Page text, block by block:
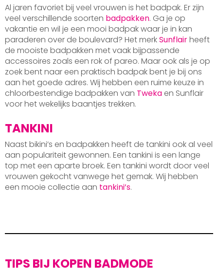
Al jaren favoriet bij veel vrouwen is het badpak. Er zijn
veel verschillende soorten badpakken. Ga je op
vakantie en wil je een mooi badpak waar je in kan
paraderen over de boulevard? Het merkSunflairheeft
de mooiste badpakken met vaak bijpassende
accessoires zoals een rok of pareo. Maar ook als je op
zoek bent naar een praktisch badpak bent je bij ons
aan het goede adres. Wij hebben een ruime keuze in
chloorbestendige badpakken van Tweka en Sunflair
voor het wekelijks baantjes trekken.
TANKINI
Naast bikini’s en badpakken heeft de tankini ook al veel
aan populariteit gewonnen. Een tankini is een lange
top met een aparte broek. Een tankini wordt door veel
vrouwen gekocht vanwege het gemak. Wij hebben
een mooie collectie aan tankini’s.
TIPS BIJ KOPEN BADMODE